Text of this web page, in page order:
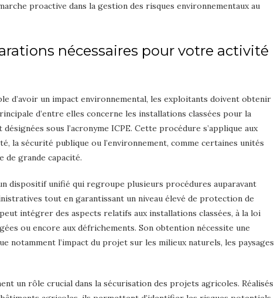
proactive dans la gestion des risques environnementaux au
nécessaires pour votre activité
d’avoir un impact environnemental, les exploitants doivent obtenir
d’entre elles concerne les installations classées pour la
sous l’acronyme ICPE. Cette procédure s’applique aux
la sécurité publique ou l’environnement, comme certaines unités
de grande capacité.
dispositif unifié qui regroupe plusieurs procédures auparavant
tout en garantissant un niveau élevé de protection de
intégrer des aspects relatifs aux installations classées, à la loi
ou encore aux défrichements. Son obtention nécessite une
notamment l’impact du projet sur les milieux naturels, les paysages
un rôle crucial dans la sécurisation des projets agricoles. Réalisés